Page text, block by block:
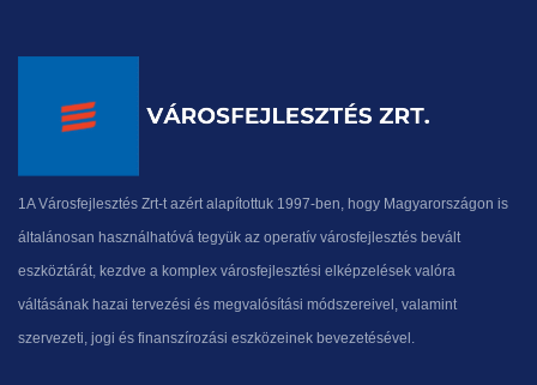
1A Városfejlesztés Zrt-t azért alapítottuk 1997-ben, hogy Magyarországon is
általánosan használhatóvá tegyük az operatív városfejlesztés bevált
eszköztárát, kezdve a komplex városfejlesztési elképzelések valóra
váltásának hazai tervezési és megvalósítási módszereivel, valamint
szervezeti, jogi és finanszírozási eszközeinek bevezetésével.